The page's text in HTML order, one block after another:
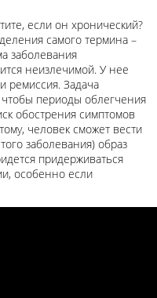
если он хронический?
самого термина –
заболевания
неизлечимой. У нее
ремиссия. Задача
чтобы периоды облегчения
обострения симптомов
человек сможет вести
заболевания) образ
придерживаться
особенно если